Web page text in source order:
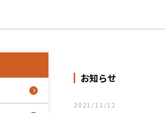
お知らせ
2021/11/12